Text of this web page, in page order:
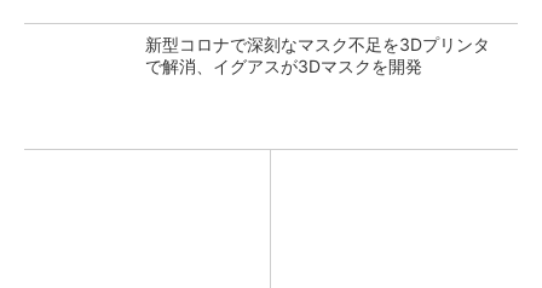
新型コロナで深刻なマスク不足を3Dプリンタ
で解消、イグアスが3Dマスクを開発